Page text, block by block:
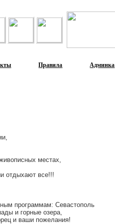
Правила Админка
местах,
отдыхают все!!!
программам: Севастополь
и горные озера,
и ваши пожелания!